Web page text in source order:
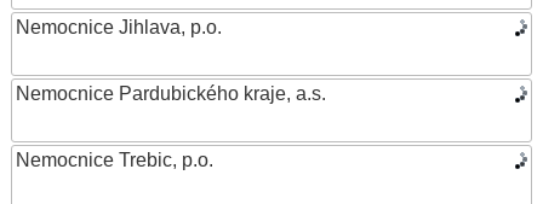
Nemocnice Jihlava, p.o.
Nemocnice Pardubického kraje, a.s.
Nemocnice Trebic, p.o.